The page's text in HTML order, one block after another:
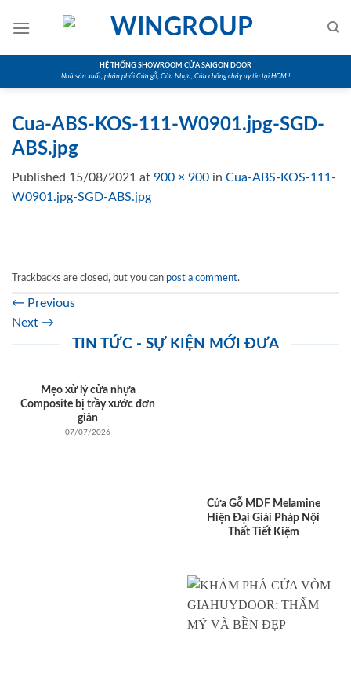
HỆ THỐNG SHOWROOM CỬA SAIGON DOOR
Nhà sản xuất, phân phối Cửa gỗ, Cửa Nhựa, Cửa chống cháy uy tín tại HCM !
Cua-ABS-KOS-111-W0901.jpg-SGD-
ABS.jpg
Published 15/08/2021 at 900 × 900 in Cua-ABS-KOS-111-
W0901.jpg-SGD-ABS.jpg
Trackbacks are closed, but you can post a comment.
← Previous
Next →
TIN TỨC - SỰ KIỆN MỚI ĐƯA
Mẹo xử lý cửa nhựa
Composite bị trầy xước đơn
giản
07/07/2026
Cửa Gỗ MDF Melamine
Hiện Đại Giải Pháp Nội
Thất Tiết Kiệm